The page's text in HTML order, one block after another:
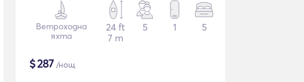
Ветроходна
яхта
24 ft
7 m
5 1 5
$287 /нощ